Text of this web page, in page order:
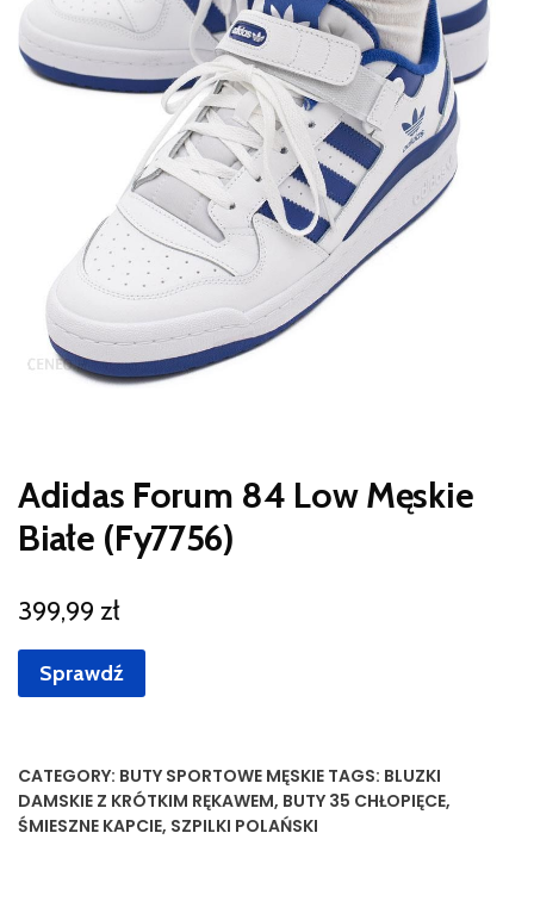
Adidas Forum 84 Low Męskie
Białe (Fy7756)
399,99 zł
Sprawdź
CATEGORY: BUTY SPORTOWE MĘSKIE TAGS: BLUZKI
DAMSKIE Z KRÓTKIM RĘKAWEM, BUTY 35 CHŁOPIĘCE,
ŚMIESZNE KAPCIE, SZPILKI POLAŃSKI